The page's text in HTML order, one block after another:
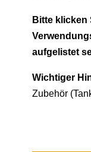
Bitte klicken
aufgelistet
Wichtiger
Zubehör